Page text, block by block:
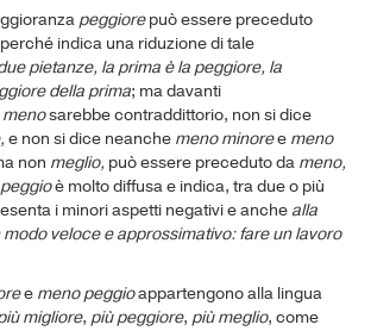
peggiorepuò essere preceduto
indica una riduzione di tale
pietanze, la prima è la peggiore, la
della prima; ma davanti
menosarebbe contraddittorio, non si dice
e non si dice neanche meno minoree meno
non meglio, può essere preceduto da meno,
è molto diffusa e indica, tra due o più
i minori aspetti negativi e anche alla
modo veloce e approssimativo: fare un lavoro
e meno peggioappartengono alla lingua
migliore, più peggiore, più meglio, come